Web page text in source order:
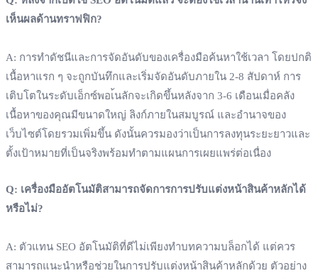
เห็นผลด้านทราฟฟิก?
A: การทำดัชนีและการจัดอันดับของเครื่องมือค้นหาใช้เวลา โดยปกติ
เนื้อหาแรก ๆ จะถูกบันทึกและเริ่มจัดอันดับภายใน 2‑8 สัปดาห์ การ
เติบโตในระดับเอ็กซ์พอเ้นลักจะเกิดขึ้นหลังจาก 3‑6 เดือนเมื่อคลัง
เนื้อหาของคุณมีขนาดใหญ่ ลิงก์ภายในสมบูรณ์ และอำนาจของ
เว็บไซต์โดยรวมเพิ่มขึ้น ดังนั้นควรมองว่าเป็นการลงทุนระยะยาวและ
ตั้งเป้าหมายที่เป็นจริงพร้อมทำตามแผนการเผยแพร่ต่อเนื่อง
Q: เครื่องมืออัตโนมัติสามารถจัดการการปรับแต่งหน้าสินค้าหลักได้
หรือไม่?
A: ตัวแทน SEO อัตโนมัติที่ดีไม่เพียงทำบทความบล็อกได้ แต่ควร
สามารถแนะนำหรือช่วยในการปรับแต่งหน้าสินค้าหลักด้วย ตัวอย่าง